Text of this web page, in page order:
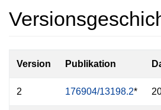
Version Publikation
2 176904/13198.2*